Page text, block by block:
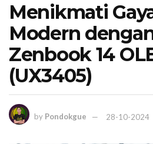
Menikmati
Modern
Zenbook 14
(UX3405)
by Pondokgue 28-10-2024